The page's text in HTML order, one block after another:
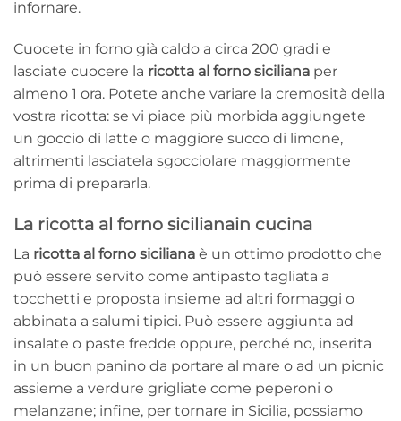
infornare.
Cuocete in forno già caldo a circa 200 gradi e
lasciate cuocere la ricotta al forno siciliana per
almeno 1 ora. Potete anche variare la cremosità della
vostra ricotta: se vi piace più morbida aggiungete
un goccio di latte o maggiore succo di limone,
altrimenti lasciatela sgocciolare maggiormente
prima di prepararla.
La ricotta al forno sicilianain cucina
La ricotta al forno siciliana è un ottimo prodotto che
può essere servito come antipasto tagliata a
tocchetti e proposta insieme ad altri formaggi o
abbinata a salumi tipici. Può essere aggiunta ad
insalate o paste fredde oppure, perché no, inserita
in un buon panino da portare al mare o ad un picnic
assieme a verdure grigliate come peperoni o
melanzane; infine, per tornare in Sicilia, possiamo